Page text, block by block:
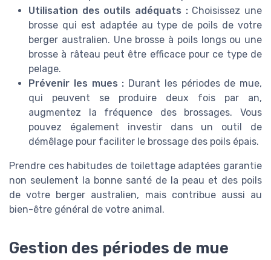
Utilisation des outils adéquats :Choisissez une
brosse qui est adaptée au type de poils de votre
berger australien. Une brosse à poils longs ou une
brosse à râteau peut être efficace pour ce type de
pelage.
Prévenir les mues : Durant les périodes de mue,
qui peuvent se produire deux fois par an,
augmentez la fréquence des brossages. Vous
pouvez également investir dans un outil de
démêlage pour faciliter le brossage des poils épais.
Prendre ces habitudes de toilettage adaptées garantie
non seulement la bonne santé de la peau et des poils
de votre berger australien, mais contribue aussi au
bien-être général de votre animal.
Gestion des périodes de mue